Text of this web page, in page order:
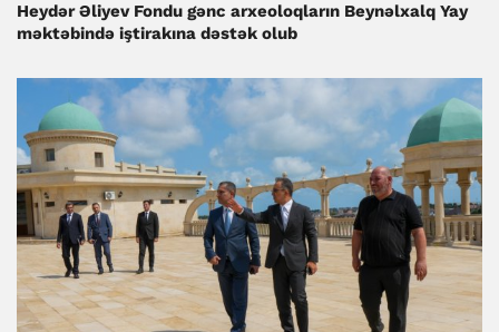
Heydər Əliyev Fondu gənc arxeoloqların Beynəlxalq Yay
məktəbində iştirakına dəstək olub